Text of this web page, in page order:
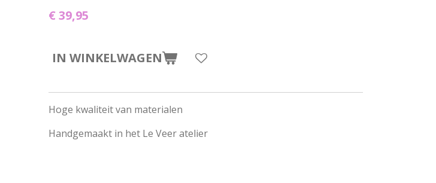
€ 39,95
IN WINKELWAGEN
Hoge kwaliteit van materialen
Handgemaakt in het Le Veer atelier